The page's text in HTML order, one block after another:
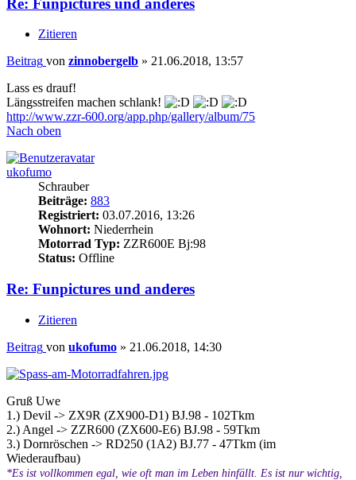
Zitieren
Beitrag von zinnobergelb » 21.06.2018, 13:57
Lass es drauf!
Längsstreifen machen schlank!
http://www.zzr-600.org/app.php/gallery/album/75
Nach oben
ukofumo
Schrauber
Beiträge: 883
Registriert: 03.07.2016, 13:26
Wohnort: Niederrhein
Motorrad Typ: ZZR600E Bj:98
Status: Offline
Re: Funpictures und anderes
Zitieren
Beitrag von ukofumo » 21.06.2018, 14:30
Gruß Uwe
1.) Devil -> ZX9R (ZX900-D1) BJ.98 - 102Tkm
2.) Angel -> ZZR600 (ZX600-E6) BJ.98 - 59Tkm
3.) Dornröschen -> RD250 (1A2) BJ.77 - 47Tkm (im
Wiederaufbau)
*Es ist vollkommen egal, wie oft man im Leben hinfällt. Es ist nur wichtig,